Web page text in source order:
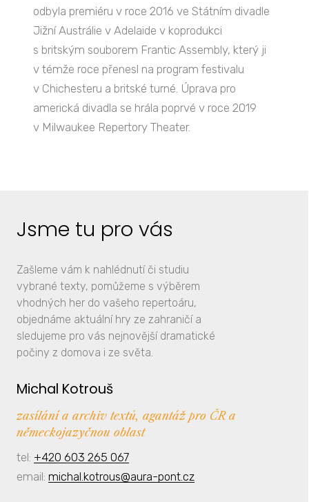
odbyla premiéru v roce 2016 ve Státním divadle
Jižní Austrálie v Adelaide v koprodukci
s britským souborem Frantic Assembly, který ji
v témže roce přenesl na program festivalu
v Chichesteru a britské turné. Úprava pro
americká divadla se hrála poprvé v roce 2019
v Milwaukee Repertory Theater.
Jsme tu pro vás
Zašleme vám k nahlédnutí či studiu
vybrané texty, pomůžeme s výběrem
vhodných her do vašeho repertoáru,
objednáme aktuální hry ze zahraničí a
sledujeme pro vás nejnovější dramatické
počiny z domova i ze světa.
Michal Kotrouš
zasílání a archiv textů, agantáž pro ČR a
německojazyčnou oblast
tel: +420 603 265 067
email: michal.kotrous@aura-pont.cz